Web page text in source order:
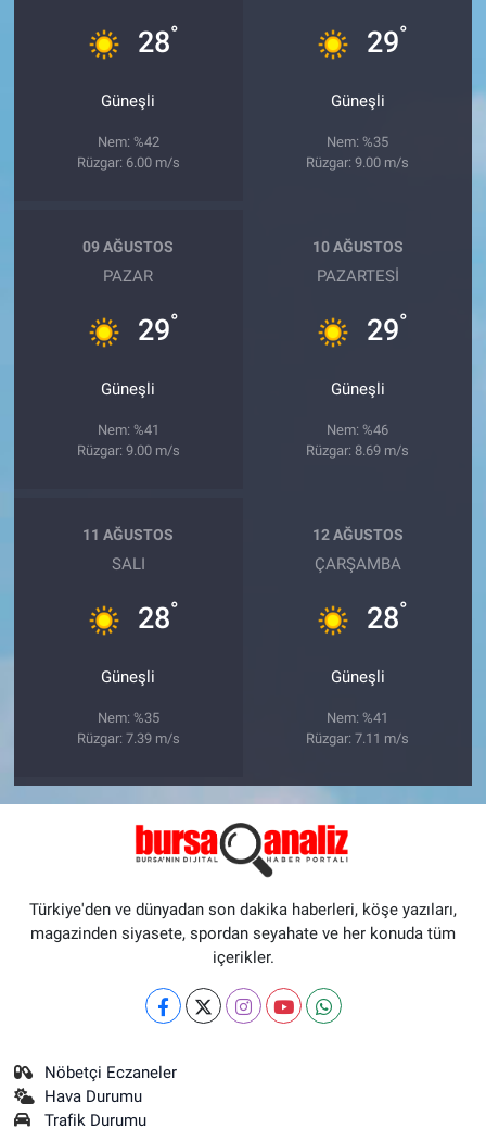
28°
Güneşli
Nem: %42
Rüzgar: 6.00 m/s
29°
Güneşli
Nem: %35
Rüzgar: 9.00 m/s
09 AĞUSTOS
PAZAR
29°
Güneşli
Nem: %41
Rüzgar: 9.00 m/s
10 AĞUSTOS
PAZARTESI
29°
Güneşli
Nem: %46
Rüzgar: 8.69 m/s
11 AĞUSTOS
SALI
28°
Güneşli
Nem: %35
Rüzgar: 7.39 m/s
12 AĞUSTOS
ÇARŞAMBA
28°
Güneşli
Nem: %41
Rüzgar: 7.11 m/s
Türkiye'den ve dünyadan son dakika haberleri, köşe yazıları,
magazinden siyasete, spordan seyahate ve her konuda tüm
içerikler.
Nöbetçi Eczaneler
Hava Durumu
Trafik Durumu